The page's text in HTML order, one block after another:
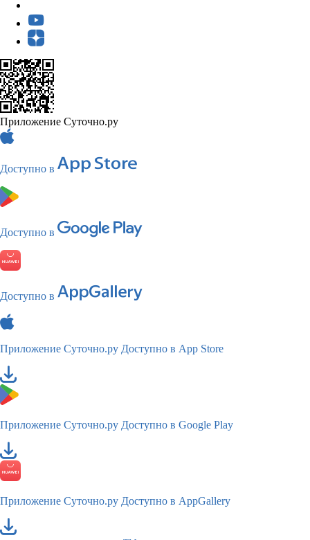
Приложение Суточно.ру
Доступно в
Доступно в
Доступно в
Приложение Суточно.ру Доступно в App Store
Приложение Суточно.ру Доступно в Google Play
Приложение Суточно.ру Доступно в AppGallery